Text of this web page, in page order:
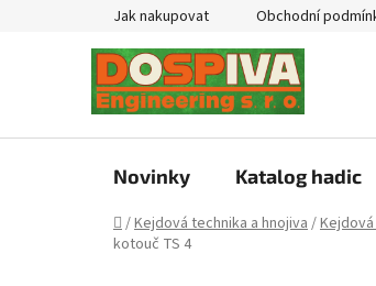
Jak nakupovat Obchodní
Novinky Katalog hadic
Domů
/Kejdová technika a hnojiva/
kotouč TS 4